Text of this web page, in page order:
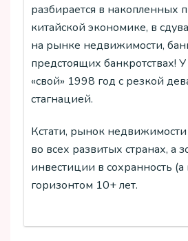
разбирается в накопленных
китайской экономике, в
на рынке недвижимости,
предстоящих банкротствах!
«свой» 1998 год с резкой
стагнацией.
Кстати, рынок
во всех развитых странах, а
инвестиции в сохранность (а
горизонтом 10+ лет.